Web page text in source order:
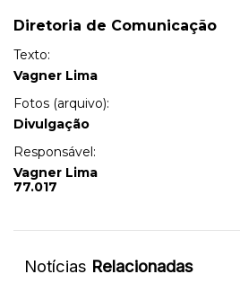
Diretoria de Comunicação
Texto:
Vagner Lima
Fotos (arquivo):
Divulgação
Responsável:
Vagner Lima
77.017
Notícias Relacionadas